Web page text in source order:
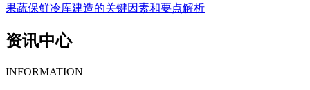
果蔬保鲜冷库建造的关键因素和要点解析
资讯中心
INFORMATION